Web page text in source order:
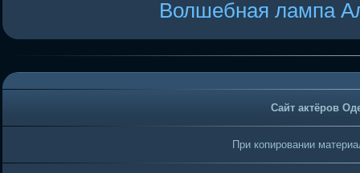
Волшебная лампа
Сайт актёров
При копировании